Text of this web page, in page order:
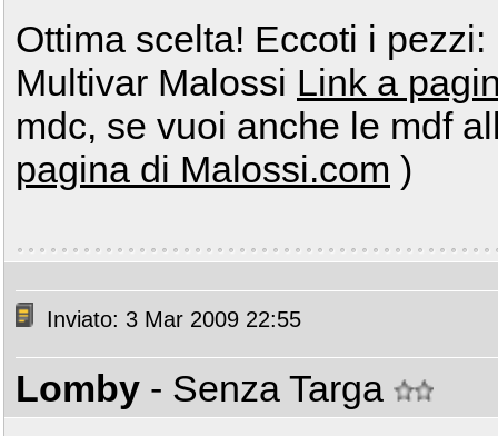
Ottima scelta! Eccoti i pezzi:
Multivar Malossi Link a
mdc, se vuoi anche le mdf
pagina di Malossi.com )
Inviato: 3 Mar 2009 22:55
Lomby - Senza Targa